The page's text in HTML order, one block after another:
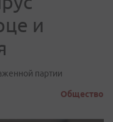
и
партии
Общество